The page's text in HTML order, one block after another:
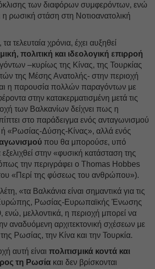
των διαφόρων συμφερόντων, ενώ
η ρωσική στάση στη Νοτιοανατολική
τελευταία χρόνια, έχει αυξηθεί
πολιτική και ιδεολογική επιρροή
–κυρίως της Κίνας, της Τουρκίας
της Μέσης Ανατολής- στην περιοχή
η παρουσία πολλών παραγόντων με
στην κατακερματισμένη μετά τις
των Βαλκανίων δείχνει πως η
στο παράδειγμα ενός ανταγωνισμού
«Ρωσίας-Δύσης-Κίνας», αλλά ενός
που θα μπορούσε, υπό
στην «φυσική κατάσταση της
την περιγράφει ο Thomas Hobbes
«Περί της φύσεως του ανθρώπου»).
«τα Βαλκάνια είναι σημαντικά για τις
Ρωσίας-Ευρωπαϊκής Ένωσης
μελλοντικά, η περιοχή μπορεί να
αναδυόμενη αρχιτεκτονική σχέσεων με
Ρωσίας, την Κίνα και την Τουρκία.
αυτή είναι πολιτισμικά κοντά και
τη Ρωσία και δεν βρίσκονται